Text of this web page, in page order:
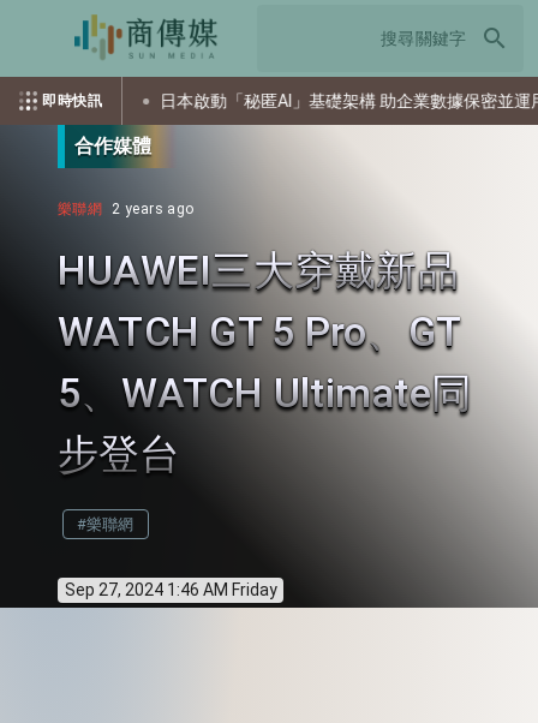
search
即時快訊
擊 日本啟動「秘匿AI」基礎架構 助企業數據保密並運用AI
合作媒體
樂聯網 2 years ago
HUAWEI三大穿戴新品
WATCH GT 5 Pro、GT
5、WATCH Ultimate同
步登台
#樂聯網
Sep 27, 2024 1:46 AM Friday